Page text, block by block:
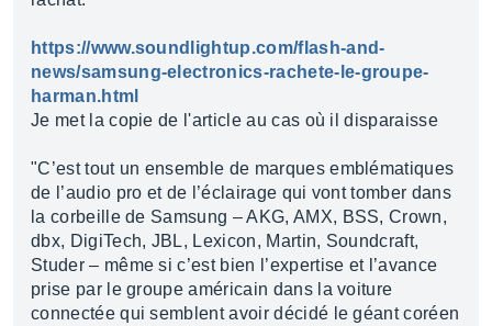
https://www.soundlightup.com/flash-and-
news/samsung-electronics-rachete-le-groupe-
harman.html
Je met la copie de l'article au cas où il disparaisse
"C’est tout un ensemble de marques emblématiques
de l’audio pro et de l’éclairage qui vont tomber dans
la corbeille de Samsung – AKG, AMX, BSS, Crown,
dbx, DigiTech, JBL, Lexicon, Martin, Soundcraft,
Studer – même si c’est bien l’expertise et l’avance
prise par le groupe américain dans la voiture
connectée qui semblent avoir décidé le géant coréen